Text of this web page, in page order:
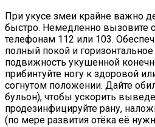
При укусе змеи крайне важно
быстро. Немедленно вызовите
телефонам 112 или 103.
полный покой и
подвижность укушенной
прибинтуйте ногу к здоровой
согнутом положении. Дайте
бульон), чтобы ускорить
продезинфицируйте рану,
(по мере развития отёка её